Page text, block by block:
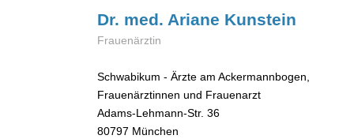
Dr. med. Ariane Kunstein
Frauenärztin
Schwabikum - Ärzte am Ackermannbogen,
Frauenärztinnen und Frauenarzt
Adams-Lehmann-Str. 36
80797 München